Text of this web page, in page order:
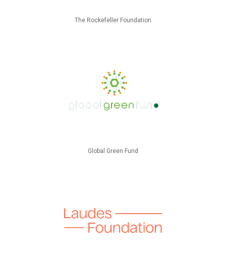
The Rockefeller Foundation
Global Green Fund